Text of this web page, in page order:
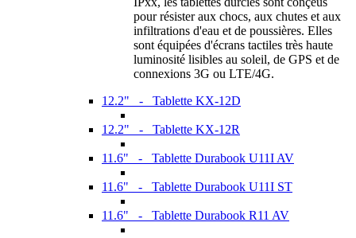
pour résister aux chocs, aux chutes et aux
infiltrations d'eau et de poussières. Elles
sont équipées d'écrans tactiles très haute
luminosité lisibles au soleil, de GPS et de
connexions 3G ou LTE/4G.
12.2" - Tablette KX-12D
12.2" - Tablette KX-12R
11.6" - Tablette Durabook U11I AV
11.6" - Tablette Durabook U11I ST
11.6" - Tablette Durabook R11 AV